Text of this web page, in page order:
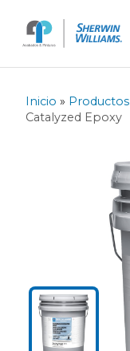
Inicio » Productos
Catalyzed Epoxy